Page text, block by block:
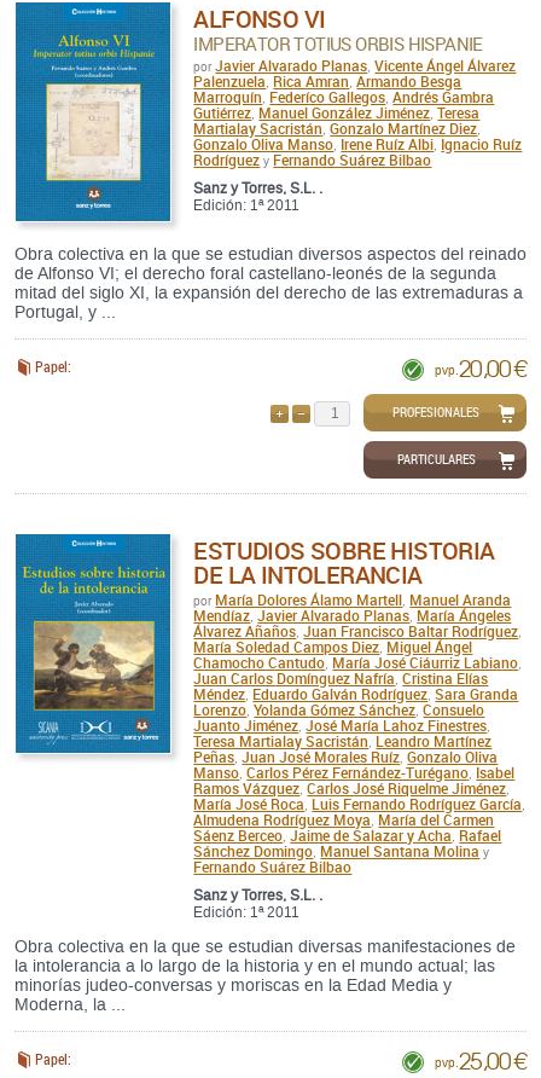
ALFONSO VI
IMPERATOR TOTIUS ORBIS HISPANIE
por Javier Alvarado Planas ,Vicente Ángel Álvarez
Palenzuela Rica Amran Armando Besga
Marroquín Federíco Gallegos Andrés Gambra
Gutiérrez Manuel González Jiménez ,Teresa
Martialay Sacristán ,Gonzalo Martínez Diez
Gonzalo Oliva Manso Irene Ruíz Albi Ignacio Ruíz
Rodríguez y Fernando Suárez Bilbao
Sanz y Torres, S.L. .
Edición: 1ª 2011
Obra colectiva en la que se estudian diversos aspectos del reinado
de Alfonso VI; el derecho foral castellano-leonés de la segunda
mitad del siglo XI, la expansión del derecho de las extremaduras a
Portugal, y ...
Papel: pvp. 20,00 €
QUITARPROFESIONALES
PARTICULARES
ESTUDIOS SOBRE HISTORIA
DE LA INTOLERANCIA
por María Dolores Álamo Martell Manuel Aranda
Mendíaz ,Javier Alvarado Planas María Ángeles
Álvarez Añaños ,Juan Francisco Baltar Rodríguez
María Soledad Campos Diez Miguel Ángel
Chamocho Cantudo María José Ciáurriz Labiano
Juan Carlos Domínguez Nafría ,Cristina Elías
Méndez Eduardo Galván Rodríguez ,Sara Granda
Lorenzo ,Yolanda Gómez Sánchez ,Consuelo
Juanto Jiménez ,José María Lahoz Finestres
Teresa Martialay Sacristán Leandro Martínez
Peñas ,Juan José Morales Ruíz ,Gonzalo Oliva
Manso ,Carlos Pérez Fernández-Turégano Isabel
Ramos Vázquez ,Carlos José Riquelme Jiménez
María José Roca Luis Fernando Rodríguez García
Almudena Rodríguez Moya María del Carmen
Sáenz Berceo ,Jaime de Salazar y Acha Rafael
Sánchez Domingo Manuel Santana Molina y
Fernando Suárez Bilbao
Sanz y Torres, S.L. .
Edición: 1ª 2011
Obra colectiva en la que se estudian diversas manifestaciones de
la intolerancia a lo largo de la historia y en el mundo actual; las
minorías judeo-conversas y moriscas en la Edad Media y
Moderna, la ...
Papel: pvp. 25,00 €